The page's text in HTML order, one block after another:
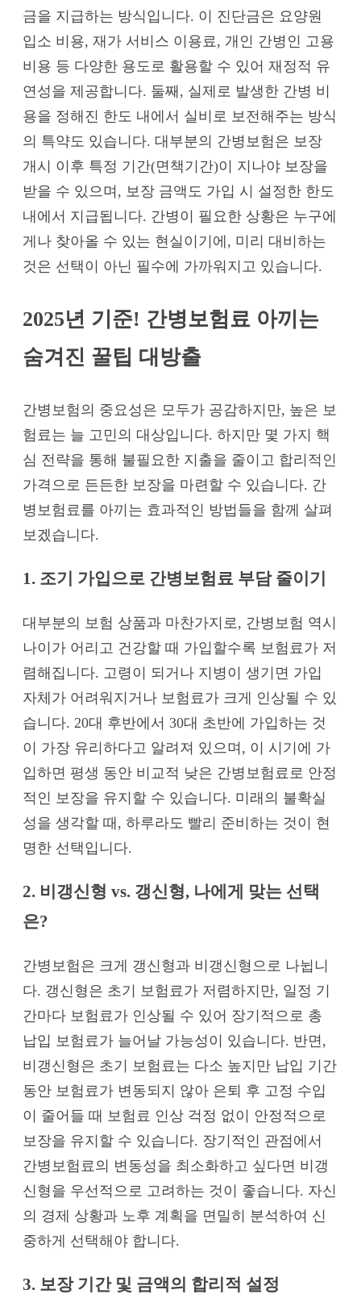
금을 지급하는 방식입니다. 이 진단금은 요양원
입소 비용, 재가 서비스 이용료, 개인 간병인 고용
비용 등 다양한 용도로 활용할 수 있어 재정적 유
연성을 제공합니다. 둘째, 실제로 발생한 간병 비
용을 정해진 한도 내에서 실비로 보전해주는 방식
의 특약도 있습니다. 대부분의 간병보험은 보장
개시 이후 특정 기간(면책기간)이 지나야 보장을
받을 수 있으며, 보장 금액도 가입 시 설정한 한도
내에서 지급됩니다. 간병이 필요한 상황은 누구에
게나 찾아올 수 있는 현실이기에, 미리 대비하는
것은 선택이 아닌 필수에 가까워지고 있습니다.
2025년 기준! 간병보험료 아끼는
숨겨진 꿀팁 대방출
간병보험의 중요성은 모두가 공감하지만, 높은 보
험료는 늘 고민의 대상입니다. 하지만 몇 가지 핵
심 전략을 통해 불필요한 지출을 줄이고 합리적인
가격으로 든든한 보장을 마련할 수 있습니다. 간
병보험료를 아끼는 효과적인 방법들을 함께 살펴
보겠습니다.
1. 조기 가입으로 간병보험료 부담 줄이기
대부분의 보험 상품과 마찬가지로, 간병보험 역시
나이가 어리고 건강할 때 가입할수록 보험료가 저
렴해집니다. 고령이 되거나 지병이 생기면 가입
자체가 어려워지거나 보험료가 크게 인상될 수 있
습니다. 20대 후반에서 30대 초반에 가입하는 것
이 가장 유리하다고 알려져 있으며, 이 시기에 가
입하면 평생 동안 비교적 낮은 간병보험료로 안정
적인 보장을 유지할 수 있습니다. 미래의 불확실
성을 생각할 때, 하루라도 빨리 준비하는 것이 현
명한 선택입니다.
2. 비갱신형 vs. 갱신형, 나에게 맞는 선택
은?
간병보험은 크게 갱신형과 비갱신형으로 나뉩니
다. 갱신형은 초기 보험료가 저렴하지만, 일정 기
간마다 보험료가 인상될 수 있어 장기적으로 총
납입 보험료가 늘어날 가능성이 있습니다. 반면,
비갱신형은 초기 보험료는 다소 높지만 납입 기간
동안 보험료가 변동되지 않아 은퇴 후 고정 수입
이 줄어들 때 보험료 인상 걱정 없이 안정적으로
보장을 유지할 수 있습니다. 장기적인 관점에서
간병보험료의 변동성을 최소화하고 싶다면 비갱
신형을 우선적으로 고려하는 것이 좋습니다. 자신
의 경제 상황과 노후 계획을 면밀히 분석하여 신
중하게 선택해야 합니다.
3. 보장 기간 및 금액의 합리적 설정